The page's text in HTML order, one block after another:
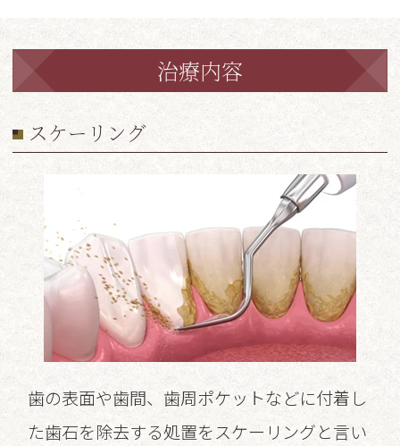
治療内容
スケーリング
歯の表面や歯間、歯周ポケットなどに付着し
た歯石を除去する処置をスケーリングと言い